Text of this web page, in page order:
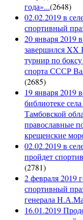
года»...(2648)
02.02.2019 в
спортивный
20 января 2019
завершился XX
турнир по
спорта СССР
(2685)
19 января 2019
библиотеке
Тамбовской
православные
крещенские
02.02.2019 в
пройдет
(2781)
2 февраля 2019
спортивный
генерала
16.01.2019